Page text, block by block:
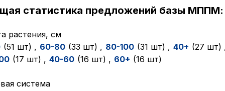
статистика предложений базы МППМ:
растения, см
(51 шт) , 60-80 (33 шт) , 80-100 (31 шт) , 40+ (27 шт)
(17 шт) , 40-60 (16 шт) , 60+ (16 шт)
система